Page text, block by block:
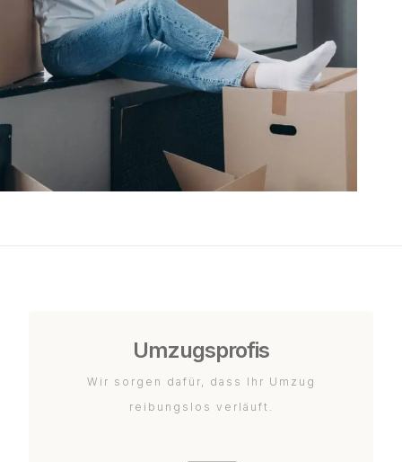
Umzugsprofis
Wir sorgen dafür, dass Ihr Umzug
reibungslos verläuft.